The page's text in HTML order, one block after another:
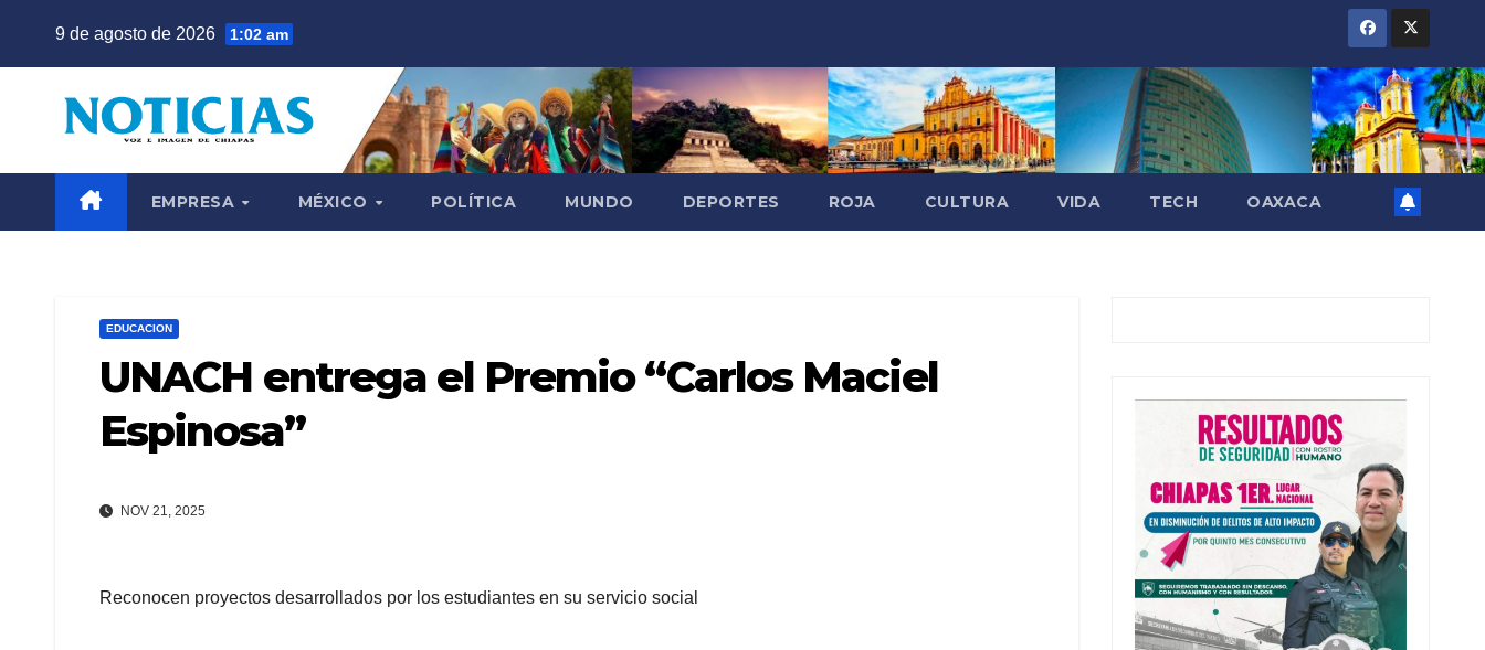
9 de agosto de 2026 1:02 am
EMPRESA MÉXICO POLÍTICA MUNDO DEPORTES ROJA CULTURA VIDA TECH OAXACA
EDUCACION
UNACH entrega el Premio “Carlos Maciel
Espinosa”
NOV 21, 2025
Reconocen proyectos desarrollados por los estudiantes en su servicio social